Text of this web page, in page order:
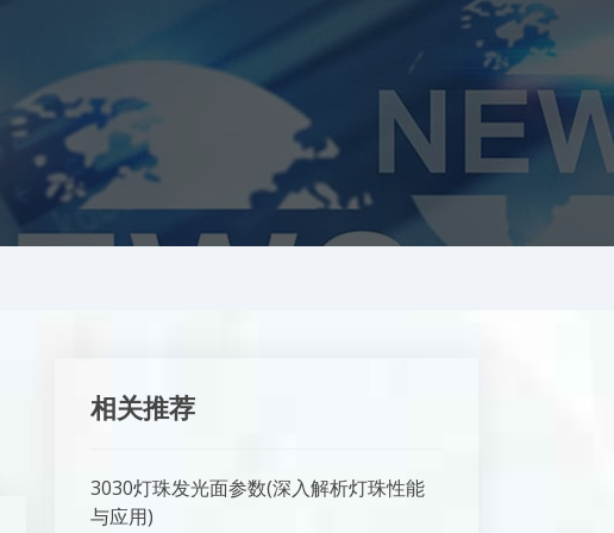
相关推荐
3030灯珠发光面参数(深入解析灯珠性能
与应用)